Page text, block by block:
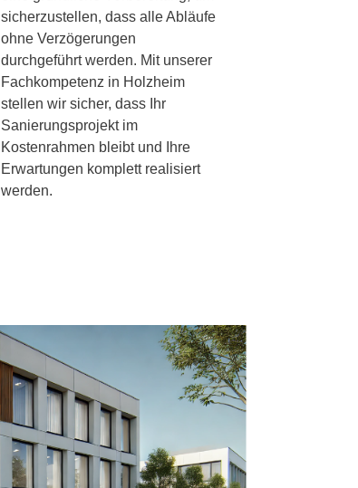
sicherzustellen, dass alle Abläufe
ohne Verzögerungen
durchgeführt werden. Mit unserer
Fachkompetenz in Holzheim
stellen wir sicher, dass Ihr
Sanierungsprojekt im
Kostenrahmen bleibt und Ihre
Erwartungen komplett realisiert
werden.